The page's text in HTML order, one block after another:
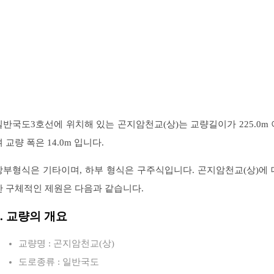
반국도3호선에 위치해 있는 곤지암천교(상)는 교량길이가 225.0m
교량 폭은 14.0m 입니다.
부형식은 기타이며, 하부 형식은 구주식입니다. 곤지암천교(상)에
구체적인 제원은 다음과 같습니다.
교량의 개요
교량명 : 곤지암천교(상)
도로종류 : 일반국도